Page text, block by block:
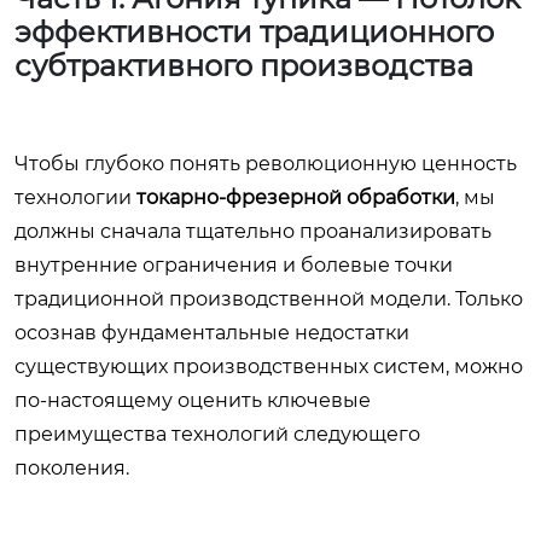
эффективности традиционного
субтрактивного производства
Чтобы глубоко понять революционную ценность
технологии токарно-фрезерной обработки, мы
должны сначала тщательно проанализировать
внутренние ограничения и болевые точки
традиционной производственной модели. Только
осознав фундаментальные недостатки
существующих производственных систем, можно
по-настоящему оценить ключевые
преимущества технологий следующего
поколения.